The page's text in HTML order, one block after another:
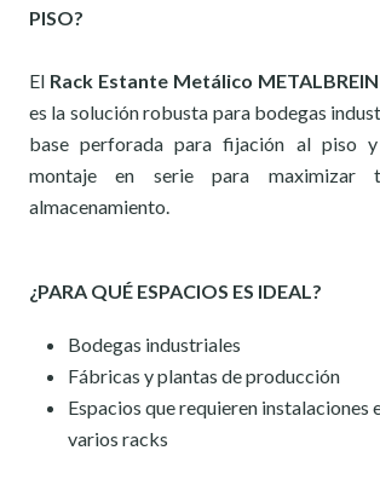
PISO?
El Rack Estante Metálico
es la solución robusta para bodegas
base perforada para fijación al piso
montaje en serie para maximizar
almacenamiento.
¿PARA QUÉ ESPACIOS ES IDEAL?
Bodegas industriales
Fábricas y plantas de producción
Espacios que requieren instalaciones
varios racks